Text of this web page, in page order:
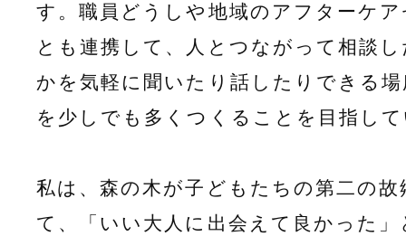
す。職員どうしや地域のアフターケ
とも連携して、人とつながって相談
かを気軽に聞いたり話したりできる
を少しでも多くつくることを目指し
私は、森の木が子どもたちの第二の故
て、「いい大人に出会えて良かった